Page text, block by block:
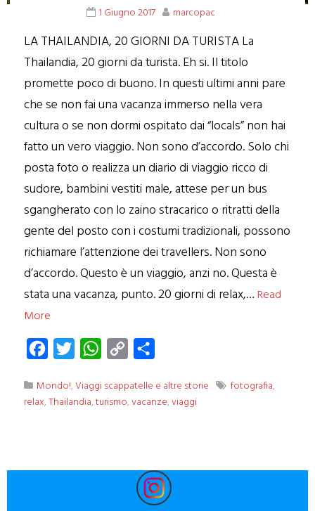
1 Giugno 2017 marcopac
LA THAILANDIA, 20 GIORNI DA TURISTA La
Thailandia, 20 giorni da turista. Eh si. Il titolo
promette poco di buono. In questi ultimi anni pare
che se non fai una vacanza immerso nella vera
cultura o se non dormi ospitato dai “locals” non hai
fatto un vero viaggio. Non sono d’accordo. Solo chi
posta foto o realizza un diario di viaggio ricco di
sudore, bambini vestiti male, attese per un bus
sgangherato con lo zaino stracarico o ritratti della
gente del posto con i costumi tradizionali, possono
richiamare l’attenzione dei travellers. Non sono
d’accordo. Questo è un viaggio, anzi no. Questa è
stata una vacanza, punto. 20 giorni di relax,… Read
More
Facebook
Twitter WhatsApp
Copy
Mondo!,Viaggi scappatelle e altre storie fotografia,
relax,Thailandia,turismo,vacanze,viaggi